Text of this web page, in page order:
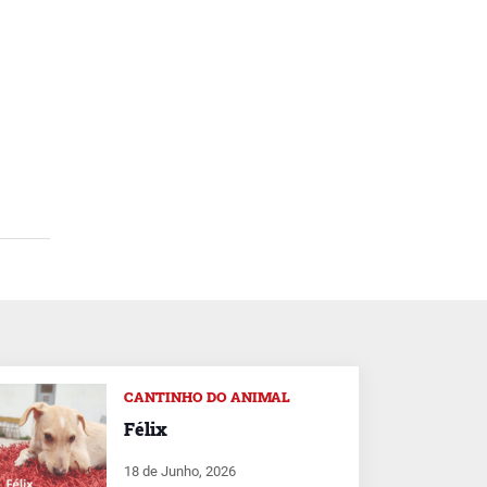
CANTINHO DO ANIMAL
Félix
18 de Junho, 2026